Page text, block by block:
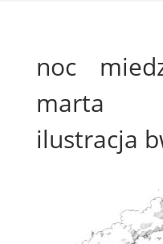
noc
marta
ilustracja